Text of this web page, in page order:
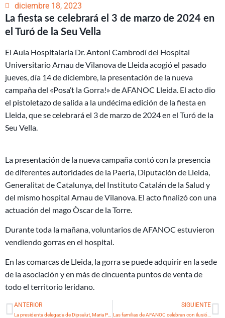
diciembre 18, 2023
La fiesta se celebrará el 3 de marzo de 2024 en
el Turó de la Seu Vella
El Aula Hospitalaria Dr. Antoni Cambrodí del Hospital
Universitario Arnau de Vilanova de Lleida acogió el pasado
jueves, día 14 de diciembre, la presentación de la nueva
campaña del «Posa’t la Gorra!» de AFANOC Lleida. El acto dio
el pistoletazo de salida a la undécima edición de la fiesta en
Lleida, que se celebrará el 3 de marzo de 2024 en el Turó de la
Seu Vella.
La presentación de la nueva campaña contó con la presencia
de diferentes autoridades de la Paeria, Diputación de Lleida,
Generalitat de Catalunya, del Instituto Catalán de la Salud y
del mismo hospital Arnau de Vilanova. El acto finalizó con una
actuación del mago Òscar de la Torre.
Durante toda la mañana, voluntarios de AFANOC estuvieron
vendiendo gorras en el hospital.
En las comarcas de Lleida, la gorra se puede adquirir en la sede
de la asociación y en más de cincuenta puntos de venta de
todo el territorio leridano.
Ant
ANTERIOR SIGUIENTE
Las familias de AFANOC celebran con ilusión la proximidad de la Navidad